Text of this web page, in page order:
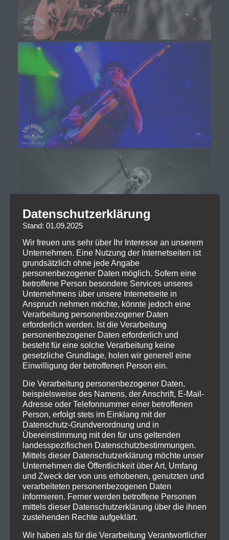
Datenschutzerklärung
Stand: 01.09.2025
Wir freuen uns sehr über Ihr Interesse an unserem
Unternehmen. Eine Nutzung der Internetseiten ist
grundsätzlich ohne jede Angabe
personenbezogener Daten möglich. Sofern eine
betroffene Person besondere Services unseres
Unternehmens über unsere Internetseite in
Anspruch nehmen möchte, könnte jedoch eine
Verarbeitung personenbezogener Daten
erforderlich werden. Ist die Verarbeitung
personenbezogener Daten erforderlich und
besteht für eine solche Verarbeitung keine
gesetzliche Grundlage, holen wir generell eine
Einwilligung der betroffenen Person ein.
Die Verarbeitung personenbezogener Daten,
beispielsweise des Namens, der Anschrift, E-Mail-
Adresse oder Telefonnummer einer betroffenen
Person, erfolgt stets im Einklang mit der
Datenschutz-Grundverordnung und in
Übereinstimmung mit den für uns geltenden
landesspezifischen Datenschutzbestimmungen.
Mittels dieser Datenschutzerklärung möchte unser
Unternehmen die Öffentlichkeit über Art, Umfang
und Zweck der von uns erhobenen, genutzten und
verarbeiteten personenbezogenen Daten
informieren. Ferner werden betroffene Personen
mittels dieser Datenschutzerklärung über die ihnen
zustehenden Rechte aufgeklärt.
Wir haben als für die Verarbeitung Verantwortlicher